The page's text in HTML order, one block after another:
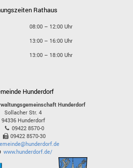
Rathaus
08:00 – 12:00 Uhr
13:00 – 16:00 Uhr
13:00 – 18:00 Uhr
Hunderdorf
Hunderdorf
Sollacher Str. 4
94336 Hunderdorf
09422 8570-0
09422 8570-30
www.hunderdorf.de/